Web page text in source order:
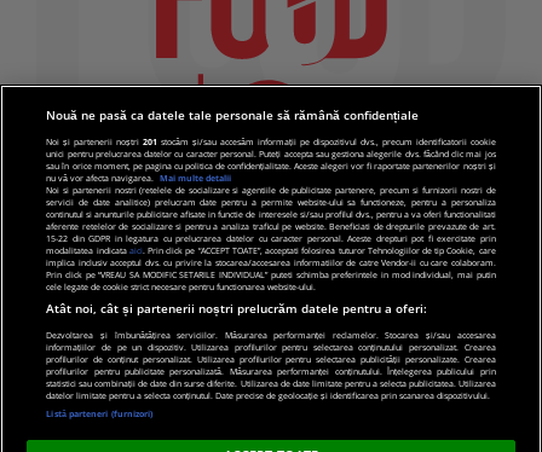
© 2019 PRO TV S.R.L |Politica de Cookie|Politica
de confidentialitate
Nouă ne pasă ca datele tale personale să rămână confidențiale
Noi și partenerii noștri201 stocăm și/sau accesăm informații pe dispozitivul dvs., precum identificatorii cookie
unici pentru prelucrarea datelor cu caracter personal. Puteți accepta sau gestiona alegerile dvs. făcând clic mai jos
sau în orice moment, pe pagina cu politica de confidențialitate. Aceste alegeri vor fi raportate partenerilor noștri și
nu vă vor afecta navigarea.
Mai multe detalii
Noi si partenerii nostri (retelele de socializare si agentiile de publicitate partenere, precum si furnizorii nostri de
servicii de date analitice) prelucram date pentru a permite website-ului sa functioneze, pentru a personaliza
continutul si anunturile publicitare afisate in functie de interesele si/sau profilul dvs., pentru a va oferi functionalitati
aferente retelelor de socializare si pentru a analiza traficul pe website. Beneficiati de drepturile prevazute de art.
15-22 din GDPR in legatura cu prelucrarea datelor cu caracter personal. Aceste drepturi pot fi exercitate prin
modalitatea indicata aici. Prin click pe “ACCEPT TOATE”, acceptati folosirea tuturor Tehnologiilor de tip Cookie, care
implica inclusiv acceptul dvs. cu privire la stocarea/accesarea informatiilor de catre Vendor-ii cu care colaboram.
Prin click pe “VREAU SA MODIFIC SETARILE INDIVIDUAL” puteti schimba preferintele in mod individual, mai putin
cele legate de cookie strict necesare pentru functionarea website-ului.
Atât noi, cât și partenerii noștri prelucrăm datele pentru a oferi:
Dezvoltarea și îmbunătățirea serviciilor. Măsurarea performanței reclamelor. Stocarea și/sau accesarea
informațiilor de pe un dispozitiv. Utilizarea profilurilor pentru selectarea conținutului personalizat. Crearea
profilurilor de conținut personalizat. Utilizarea profilurilor pentru selectarea publicității personalizate. Crearea
profilurilor pentru publicitate personalizată. Măsurarea performanței conținutului. Înțelegerea publicului prin
statistici sau combinații de date din surse diferite. Utilizarea de date limitate pentru a selecta publicitatea. Utilizarea
datelor limitate pentru a selecta conținutul. Date precise de geolocație și identificarea prin scanarea dispozitivului.
Listă parteneri (furnizori)